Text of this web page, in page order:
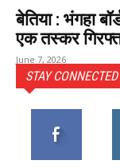
बेतिया : भंगहा
एक तस्कर
June 7, 2026
STAY CONNECTED